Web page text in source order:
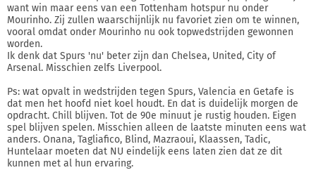
want win maar eens van een Tottenham hotspur nu onder
Mourinho. Zij zullen waarschijnlijk nu favoriet zien om te winnen,
vooral omdat onder Mourinho nu ook topwedstrijden gewonnen
worden.
Ik denk dat Spurs 'nu' beter zijn dan Chelsea, United, City of
Arsenal. Misschien zelfs Liverpool.
Ps: wat opvalt in wedstrijden tegen Spurs, Valencia en Getafe is
dat men het hoofd niet koel houdt. En dat is duidelijk morgen de
opdracht. Chill blijven. Tot de 90e minuut je rustig houden. Eigen
spel blijven spelen. Misschien alleen de laatste minuten eens wat
anders. Onana, Tagliafico, Blind, Mazraoui, Klaassen, Tadic,
Huntelaar moeten dat NU eindelijk eens laten zien dat ze dit
kunnen met al hun ervaring.